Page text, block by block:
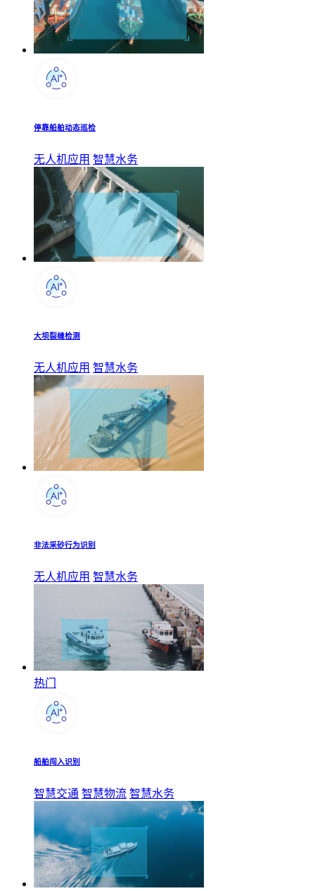
停靠船舶动态巡检
无人机应用 智慧水务
大坝裂缝检测
无人机应用 智慧水务
非法采砂行为识别
无人机应用 智慧水务
热门
船舶闯入识别
智慧交通 智慧物流 智慧水务